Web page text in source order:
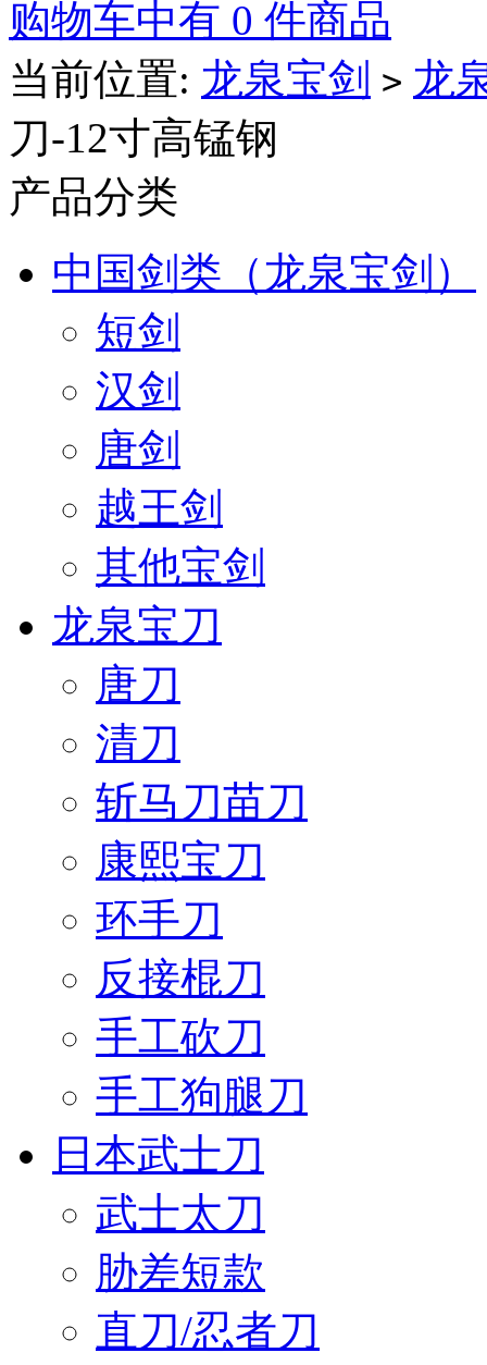
购物车中有 0 件商品
当前位置: 龙泉宝剑 > 龙
刀-12寸高锰钢
产品分类
中国剑类（龙泉宝剑）
短剑
汉剑
唐剑
越王剑
其他宝剑
龙泉宝刀
唐刀
清刀
斩马刀苗刀
康熙宝刀
环手刀
反接棍刀
手工砍刀
手工狗腿刀
日本武士刀
武士太刀
胁差短款
直刀/忍者刀